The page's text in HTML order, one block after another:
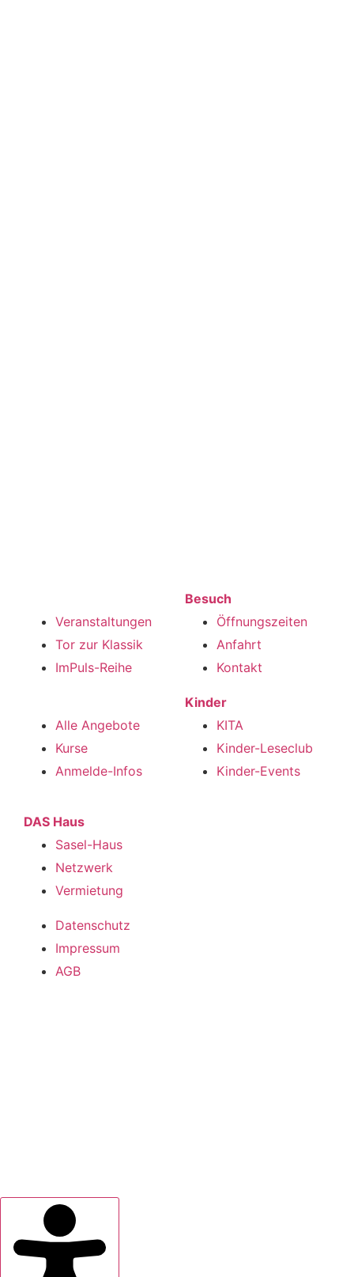
Veranstaltungen
Tor zur Klassik
ImPuls-Reihe
Alle Angebote
Kurse
Anmelde-Infos
Besuch
Öffnungszeiten
Anfahrt
Kontakt
Kinder
KITA
Kinder-Leseclub
Kinder-Events
DAS Haus
Sasel-Haus
Netzwerk
Vermietung
Datenschutz
Impressum
AGB